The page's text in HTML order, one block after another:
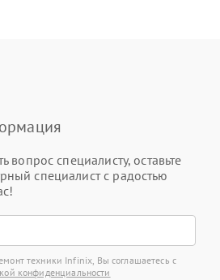
вопрос специалисту, оставьте
специалист с радостью
техники Infinix, Вы соглашаетесь с
конфиденциальности